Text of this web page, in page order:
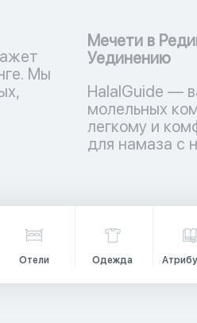
Мы
Мечети в
Уединению
HalalGuide —
молельных
легкому и
для намаза с
Отели Одежда